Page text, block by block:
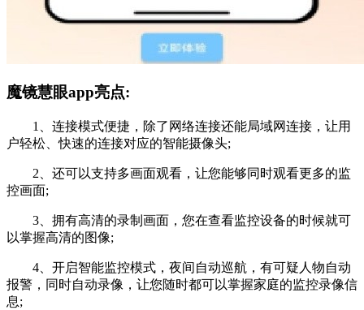
魔镜慧眼app亮点:
1、连接模式便捷，除了网络连接还能局域网连接，让用
户轻松、快速的连接对应的智能摄像头;
2、还可以支持多画面观看，让您能够同时观看更多的监
控画面;
3、拥有高清的录制画面，您在查看监控设备的时候就可
以掌握高清的图像;
4、开启智能监控模式，夜间自动巡航，有可疑人物自动
报警，同时自动录像，让您随时都可以掌握家庭的监控录像信
息;